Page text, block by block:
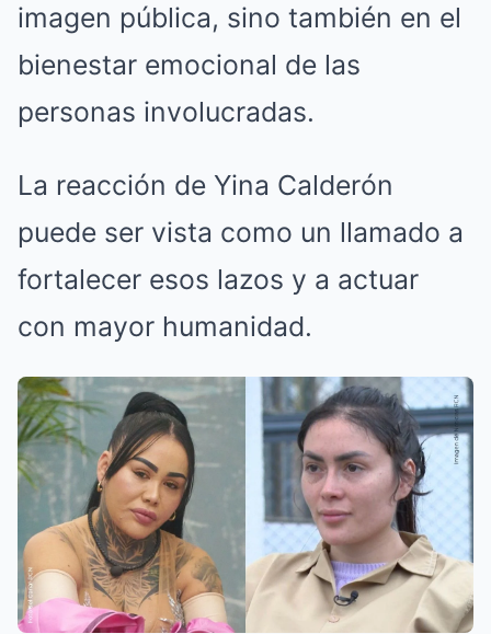
imagen pública, sino también en el
bienestar emocional de las
personas involucradas.
La reacción de Yina Calderón
puede ser vista como un llamado a
fortalecer esos lazos y a actuar
con mayor humanidad.